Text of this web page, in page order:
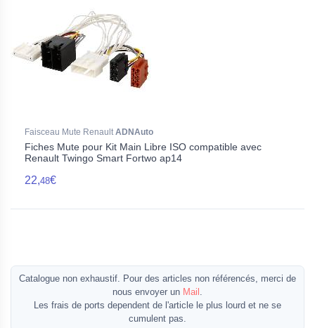
Faisceau Mute RenaultADNAuto
Fiches Mute pour Kit Main Libre ISO compatible avec
Renault Twingo Smart Fortwo ap14
22,48€
Catalogue non exhaustif. Pour des articles non référencés, merci de
nous envoyer un Mail .
Les frais de ports dependent de l'article le plus lourd et ne se
cumulent pas.